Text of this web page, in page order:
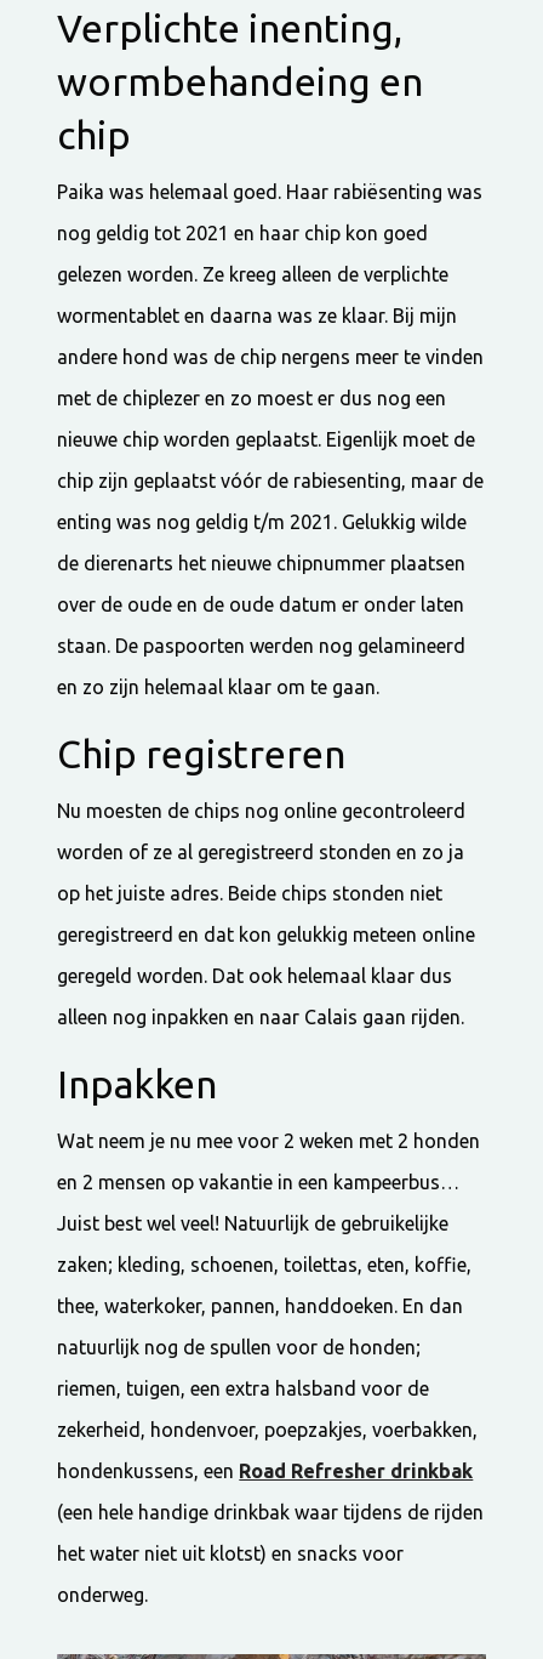
Verplichte inenting,
wormbehandeing en
chip
Paika was helemaal goed. Haar rabiësenting was
nog geldig tot 2021 en haar chip kon goed
gelezen worden. Ze kreeg alleen de verplichte
wormentablet en daarna was ze klaar. Bij mijn
andere hond was de chip nergens meer te vinden
met de chiplezer en zo moest er dus nog een
nieuwe chip worden geplaatst. Eigenlijk moet de
chip zijn geplaatst vóór de rabiesenting, maar de
enting was nog geldig t/m 2021. Gelukkig wilde
de dierenarts het nieuwe chipnummer plaatsen
over de oude en de oude datum er onder laten
staan. De paspoorten werden nog gelamineerd
en zo zijn helemaal klaar om te gaan.
Chip registreren
Nu moesten de chips nog online gecontroleerd
worden of ze al geregistreerd stonden en zo ja
op het juiste adres. Beide chips stonden niet
geregistreerd en dat kon gelukkig meteen online
geregeld worden. Dat ook helemaal klaar dus
alleen nog inpakken en naar Calais gaan rijden.
Inpakken
Wat neem je nu mee voor 2 weken met 2 honden
en 2 mensen op vakantie in een kampeerbus…
Juist best wel veel! Natuurlijk de gebruikelijke
zaken; kleding, schoenen, toilettas, eten, koffie,
thee, waterkoker, pannen, handdoeken. En dan
natuurlijk nog de spullen voor de honden;
riemen, tuigen, een extra halsband voor de
zekerheid, hondenvoer, poepzakjes, voerbakken,
hondenkussens, een Road Refresher drinkbak
(een hele handige drinkbak waar tijdens de rijden
het water niet uit klotst) en snacks voor
onderweg.